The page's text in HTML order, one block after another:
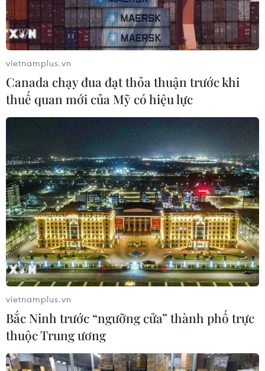
vietnamplus.vn
Canada chạy đua đạt thỏa thuận trước khi
thuế quan mới của Mỹ có hiệu lực
vietnamplus.vn
Bắc Ninh trước “ngưỡng cửa” thành phố trực
thuộc Trung ương